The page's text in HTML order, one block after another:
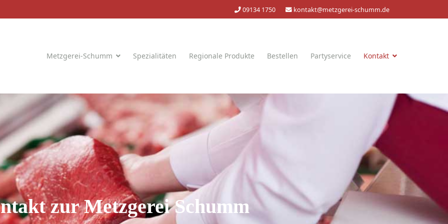
09134 1750 kontakt@metzgerei-schumm.de
Metzgerei-Schumm Spezialitäten Regionale Produkte Bestellen Partyservice Kontakt
zur Metzgerei Schumm